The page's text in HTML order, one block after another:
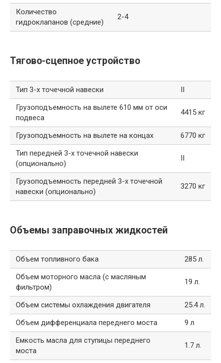
Количество
гидроклапанов (средние)
2-4
Тягово-сцепное устройство
Тип 3-х точечной навески
II
Грузоподъемность на вылете 610 мм от оси
подвеса
4415 кг
Грузоподъемность на вылете на концах
6770 кг
Тип передней 3-х точечной навески
(опционально)
II
Грузоподъемность передней 3-х точечной
навески (опционально)
3270 кг
Объемы заправочных жидкостей
Объем топливного бака
285 л.
Объем моторного масла (с масляным
фильтром)
19 л.
Объем системы охлаждения двигателя
25.4 л.
Объем дифференциала переднего моста
9 л
Емкость масла для ступицы переднего
моста
1.7 л.